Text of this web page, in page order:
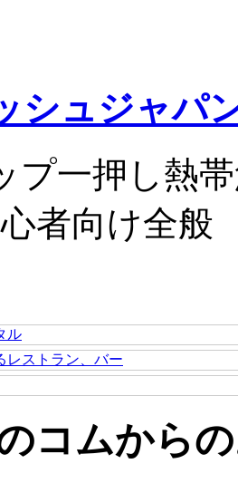
シュジャパ
プ一押し熱
者向け全
コムから